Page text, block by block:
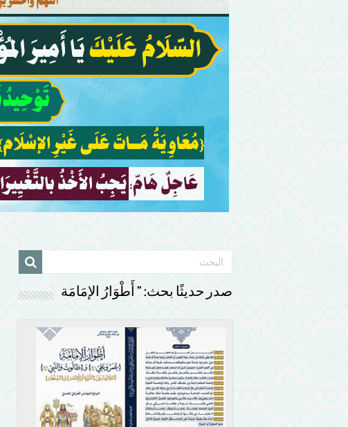
صدر حديثًا بحث: ” أَطْوَارُ الإمَامَة